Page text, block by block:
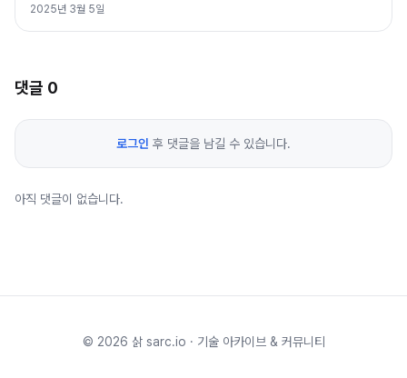
2025년 3월 5일
댓글 0
로그인 후 댓글을 남길 수 있습니다.
아직 댓글이 없습니다.
© 2026 삵 sarc.io · 기술 아카이브 & 커뮤니티